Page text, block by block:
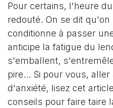
Pour certains, l'heure
redouté. On se dit
conditionne à passer
anticipe la fatigue du
s'emballent,
pire... Si pour vous,
d'anxiété, lisez cet
conseils pour faire taire